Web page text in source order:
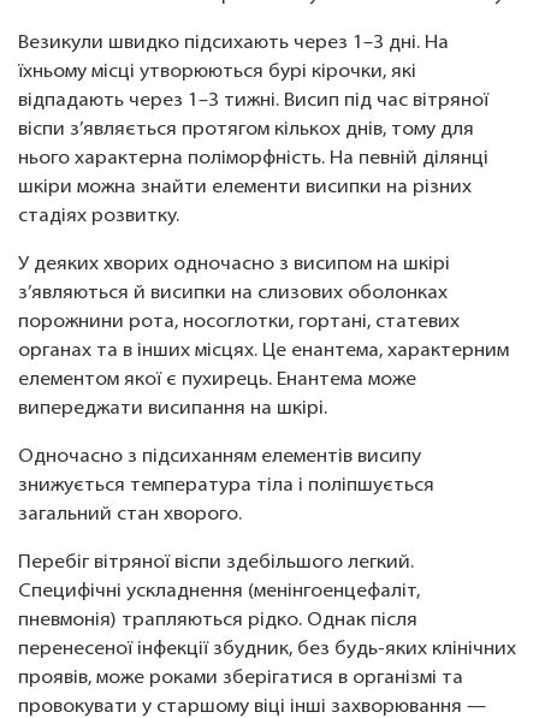
Везикули швидко підсихають через 1–3 дні. На
їхньому місці утворюються бурі кірочки, які
відпадають через 1–3 тижні. Висип під час вітряної
віспи з’являється протягом кількох днів, тому для
нього характерна поліморфність. На певній ділянці
шкіри можна знайти елементи висипки на різних
стадіях розвитку.
У деяких хворих одночасно з висипом на шкірі
з’являються й висипки на слизових оболонках
порожнини рота, носоглотки, гортані, статевих
органах та в інших місцях. Це енантема, характерним
елементом якої є пухирець. Енантема може
випереджати висипання на шкірі.
Одночасно з підсиханням елементів висипу
знижується температура тіла і поліпшується
загальний стан хворого.
Перебіг вітряної віспи здебільшого легкий.
Специфічні ускладнення (менінгоенцефаліт,
пневмонія) трапляються рідко. Однак після
перенесеної інфекції збудник, без будь-яких клінічних
проявів, може роками зберігатися в організмі та
провокувати у старшому віці інші захворювання —